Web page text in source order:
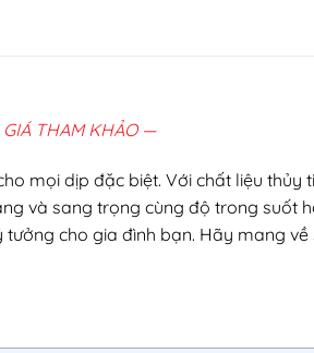
THAM KHẢO —
mọi dịp đặc biệt. Với chất liệu thủy
và sang trọng cùng độ trong suốt
cho gia đình bạn. Hãy mang